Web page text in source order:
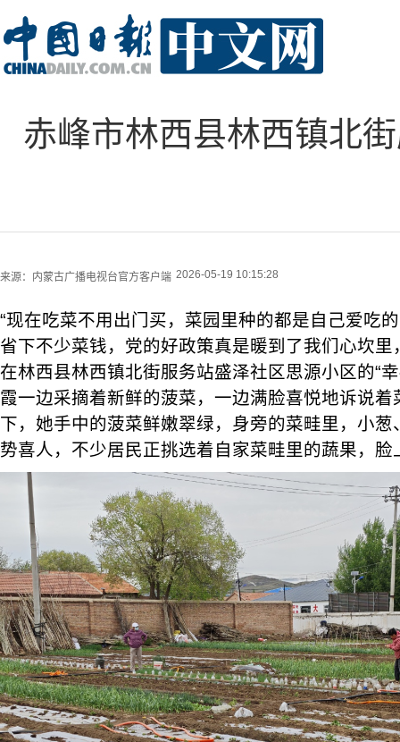
赤峰市林西县林西镇北
来源： 内蒙古广播电视台官方客户端 2026-05-19 10:15:28
“现在吃菜不用出门买，菜园里种的都是自己爱吃
省下不少菜钱，党的好政策真是暖到了我们心坎里
在林西县林西镇北街服务站盛泽社区思源小区的“
霞一边采摘着新鲜的菠菜，一边满脸喜悦地诉说
下，她手中的菠菜鲜嫩翠绿，身旁的菜畦里，小
势喜人，不少居民正挑选着自家菜畦里的蔬果，